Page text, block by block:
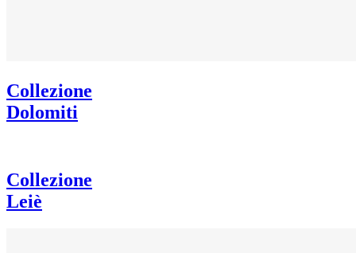
Collezione
Dolomiti
Collezione
Leiè